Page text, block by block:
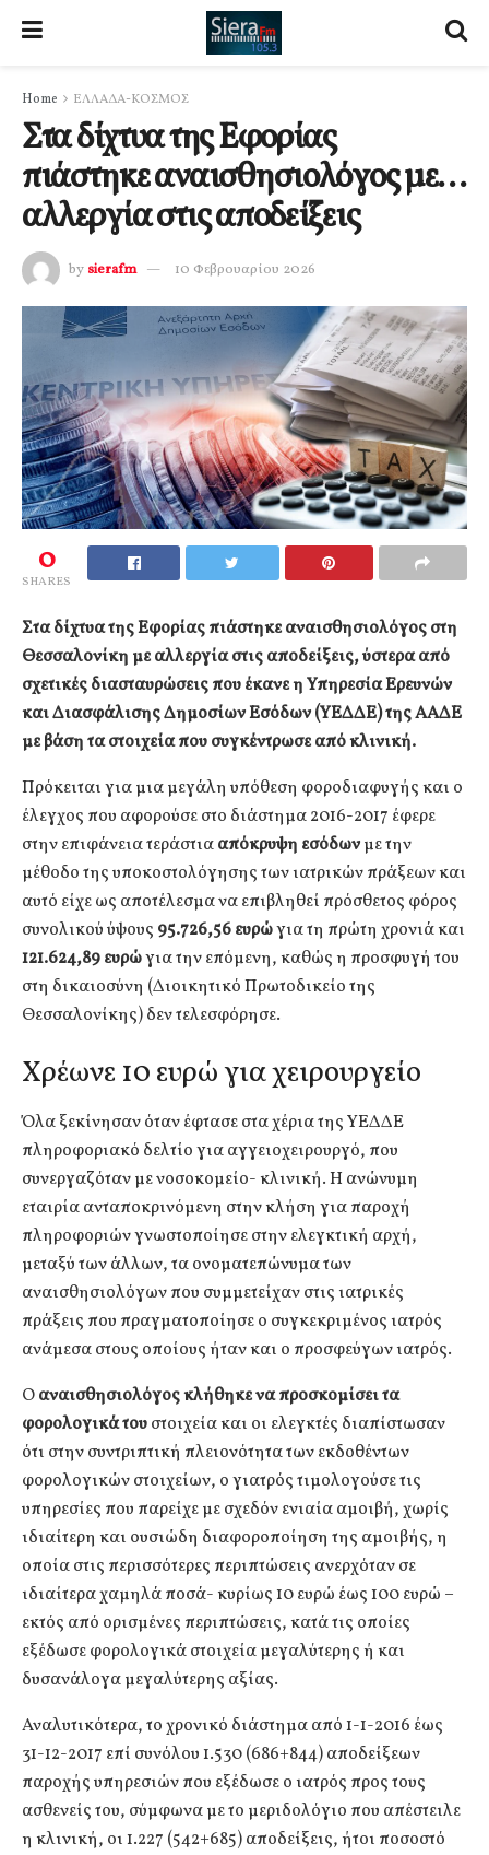
Home ΕΛΛΑΔΑ-ΚΟΣΜΟΣ
Στα δίχτυα της Εφορίας
πιάστηκε αναισθησιολόγος με…
αλλεργία στις αποδείξεις
by sierafm 10 Φεβρουαρίου 2026
0
SHARES
Στα δίχτυα της Εφορίας πιάστηκε αναισθησιολόγος στη
Θεσσαλονίκη με αλλεργία στις αποδείξεις, ύστερα από
σχετικές διασταυρώσεις που έκανε η Υπηρεσία Ερευνών
και Διασφάλισης Δημοσίων Εσόδων (ΥΕΔΔΕ) της ΑΑΔΕ
με βάση τα στοιχεία που συγκέντρωσε από κλινική.
Πρόκειται για μια μεγάλη υπόθεση φοροδιαφυγής και ο
έλεγχος που αφορούσε στο διάστημα 2016-2017 έφερε
στην επιφάνεια τεράστιααπόκρυψη εσόδωνμε την
μέθοδο της υποκοστολόγησης των ιατρικών πράξεων και
αυτό είχε ως αποτέλεσμα να επιβληθεί πρόσθετος φόρος
συνολικού ύψους 95.726,56 ευρώγια τη πρώτη χρονιά και
121.624,89 ευρώγια την επόμενη, καθώς η προσφυγή του
στη δικαιοσύνη (Διοικητικό Πρωτοδικείο της
Θεσσαλονίκης) δεν τελεσφόρησε.
Χρέωνε 10 ευρώ για χειρουργείο
Όλα ξεκίνησαν όταν έφτασε στα χέρια της ΥΕΔΔΕ
πληροφοριακό δελτίο για αγγειοχειρουργό, που
συνεργαζόταν με νοσοκομείο- κλινική. Η ανώνυμη
εταιρία ανταποκρινόμενη στην κλήση για παροχή
πληροφοριών γνωστοποίησε στην ελεγκτική αρχή,
μεταξύ των άλλων, τα ονοματεπώνυμα των
αναισθησιολόγων που συμμετείχαν στις ιατρικές
πράξεις που πραγματοποίησε ο συγκεκριμένος ιατρός
ανάμεσα στους οποίους ήταν και ο προσφεύγων ιατρός.
Οαναισθησιολόγος κλήθηκε να προσκομίσει τα
φορολογικά τουστοιχεία και οι ελεγκτές διαπίστωσαν
ότι στην συντριπτική πλειονότητα των εκδοθέντων
φορολογικών στοιχείων, ο γιατρός τιμολογούσε τις
υπηρεσίες που παρείχε με σχεδόν ενιαία αμοιβή, χωρίς
ιδιαίτερη και ουσιώδη διαφοροποίηση της αμοιβής, η
οποία στις περισσότερες περιπτώσεις ανερχόταν σε
ιδιαίτερα χαμηλά ποσά- κυρίως 10 ευρώ έως 100 ευρώ –
εκτός από ορισμένες περιπτώσεις, κατά τις οποίες
εξέδωσε φορολογικά στοιχεία μεγαλύτερης ή και
δυσανάλογα μεγαλύτερης αξίας.
Αναλυτικότερα, το χρονικό διάστημα από 1-1-2016 έως
31-12-2017 επί συνόλου 1.530 (686+844) αποδείξεων
παροχής υπηρεσιών που εξέδωσε ο ιατρός προς τους
ασθενείς του, σύμφωνα με το μεριδολόγιο που απέστειλε
η κλινική, οι 1.227 (542+685) αποδείξεις, ήτοι ποσοστό